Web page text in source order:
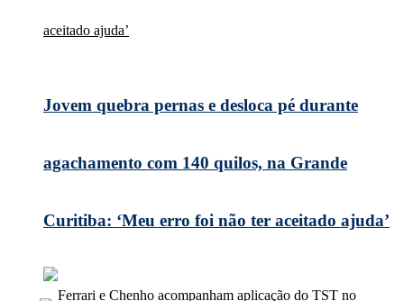
Jovem quebra pernas e desloca pé durante
agachamento com 140 quilos, na Grande
Curitiba: ‘Meu erro foi não ter aceitado ajuda’